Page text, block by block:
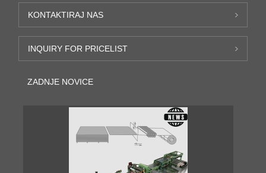
KONTAKTIRAJ NAS
INQUIRY FOR PRICELIST
ZADNJE NOVICE